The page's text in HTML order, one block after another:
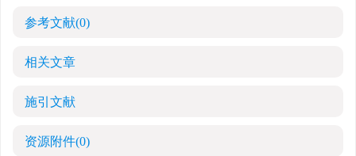
参考文献(0)
相关文章
施引文献
资源附件(0)